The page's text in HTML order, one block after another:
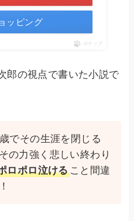
ッピング
ポチップ
郎の視点で書いた小説で
でその生涯を閉じる
の力強く悲しい終わり
ロポロ泣けること間違